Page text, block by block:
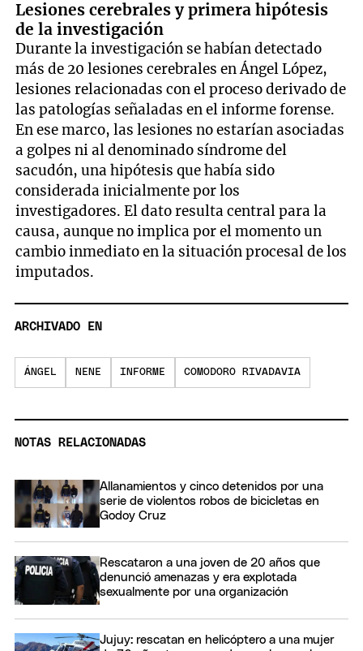
Lesiones cerebrales y primera hipótesis
de la investigación
Durante la investigación se habían detectado
más de 20 lesiones cerebrales en Ángel López,
lesiones relacionadas con el proceso derivado de
las patologías señaladas en el informe forense.
En ese marco, las lesiones no estarían asociadas
a golpes ni al denominado síndrome del
sacudón, una hipótesis que había sido
considerada inicialmente por los
investigadores. El dato resulta central para la
causa, aunque no implica por el momento un
cambio inmediato en la situación procesal de los
imputados.
ARCHIVADO EN
ÁNGEL NENE INFORME COMODORO RIVADAVIA
NOTAS RELACIONADAS
Allanamientos y cinco detenidos por una
serie de violentos robos de bicicletas en
Godoy Cruz
Rescataron a una joven de 20 años que
denunció amenazas y era explotada
sexualmente por una organización
Jujuy: rescatan en helicóptero a una mujer